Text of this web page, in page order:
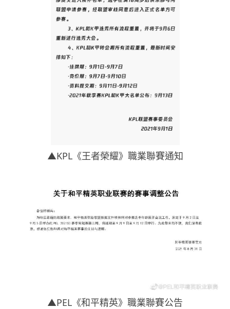
▲KPL《王者榮耀》職業聯賽通知
▲PEL《和平精英》職業聯賽公告